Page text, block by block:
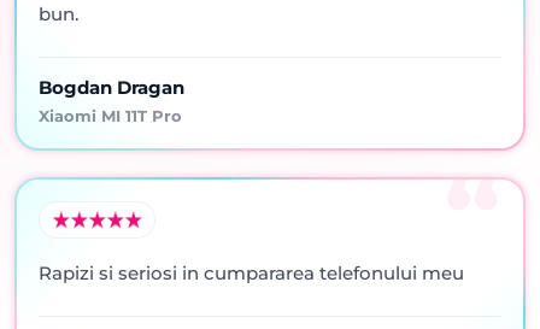
bun.
Bogdan Dragan
Xiaomi MI 11T Pro
Rapizi si seriosi in cumpararea telefonului meu